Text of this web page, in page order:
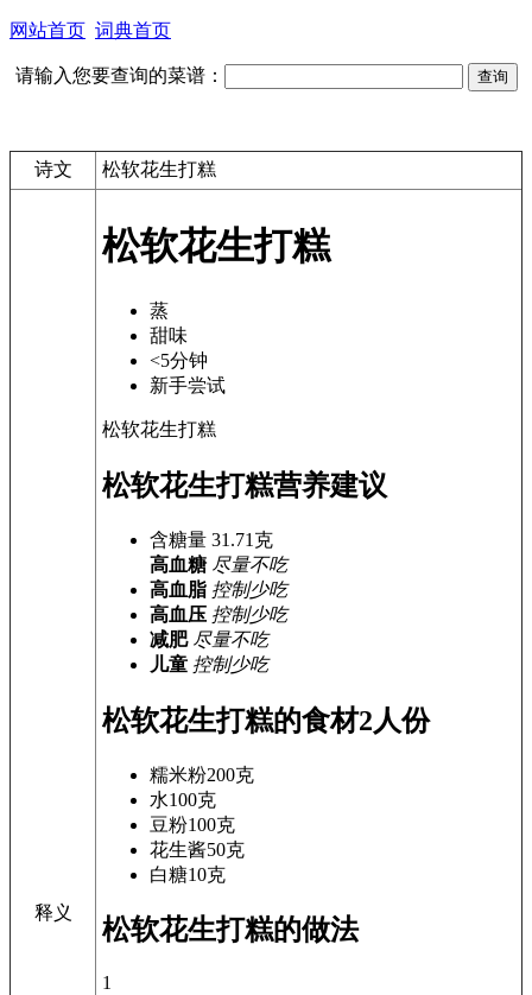
网站首页 词典首页
请输入您要查询的菜谱：
诗文 松软花生打糕
释义
松软花生打糕
蒸
甜味
<5分钟
新手尝试
松软花生打糕
松软花生打糕营养建议
含糖量 31.71 克
高血糖 尽量不吃
高血脂 控制少吃
高血压 控制少吃
减肥 尽量不吃
儿童 控制少吃
松软花生打糕的食材2人份
糯米粉200克
水100克
豆粉100克
花生酱50克
白糖10克
松软花生打糕的做法
1